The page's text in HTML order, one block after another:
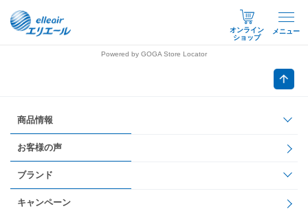
オンライン
ショップ
メニュー
Powered by GOGA Store Locator
商品情報
お客様の声
ブランド
キャンペーン